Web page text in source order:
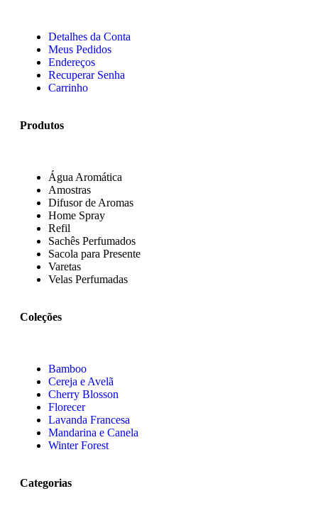
Detalhes da Conta
Meus Pedidos
Endereços
Recuperar Senha
Carrinho
Produtos
Água Aromática
Amostras
Difusor de Aromas
Home Spray
Refil
Sachês Perfumados
Sacola para Presente
Varetas
Velas Perfumadas
Coleções
Bamboo
Cereja e Avelã
Cherry Blosson
Florecer
Lavanda Francesa
Mandarina e Canela
Winter Forest
Categorias